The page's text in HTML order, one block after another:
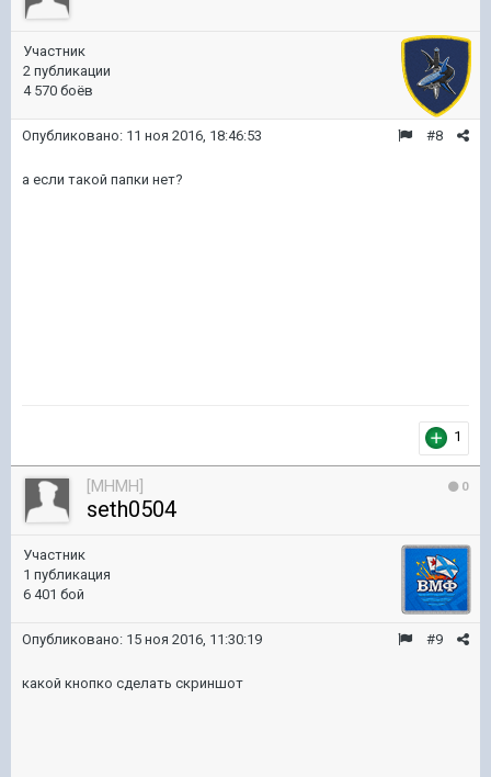
Участник
2 публикации
4 570 боёв
#8
Опубликовано: 11 ноя 2016, 18:46:53
а если такой папки нет?
1
0
[MHMH]
seth0504
Участник
1 публикация
6 401 бой
#9
Опубликовано: 15 ноя 2016, 11:30:19
какой кнопко сделать скриншот